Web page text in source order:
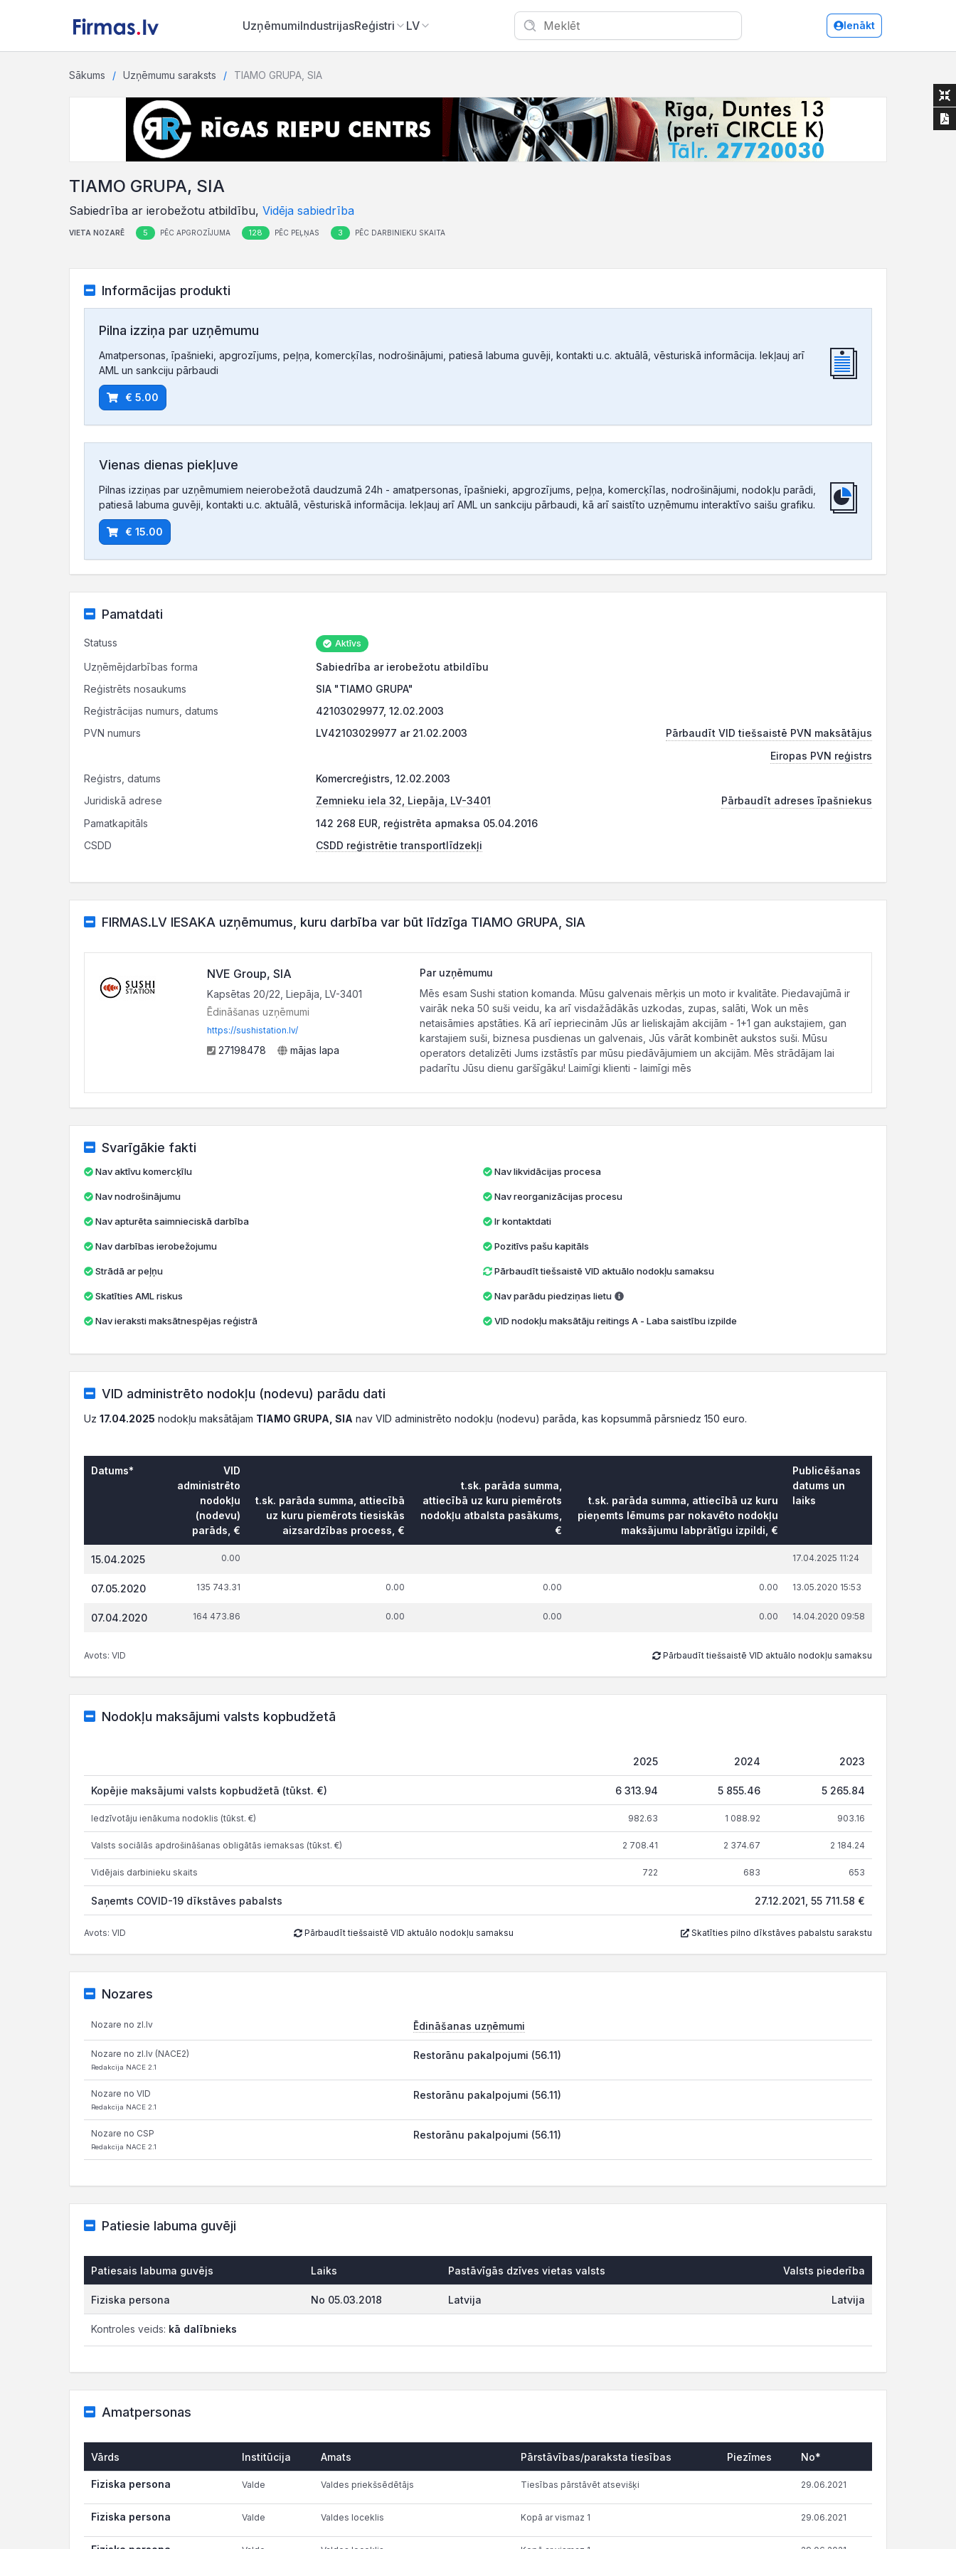
UzņēmumiIndustrijasReģistri LV Ienākt
Sākums Uzņēmumu saraksts TIAMO GRUPA, SIA
TIAMO GRUPA, SIA
Sabiedrība ar ierobežotu atbildību, Vidēja sabiedrība
VIETA NOZARĒ 5 PĒC APGROZĪJUMA 128 PĒC PEĻŅAS 3 PĒC DARBINIEKU SKAITA
Informācijas produkti
Pilna izziņa par uzņēmumu
Amatpersonas, īpašnieki, apgrozījums, peļņa, komercķīlas, nodrošinājumi, patiesā labuma guvēji, kontakti u.c. aktuālā, vēsturiskā informācija. Iekļauj arī
AML un sankciju pārbaudi
€ 5.00
Vienas dienas piekļuve
Pilnas izziņas par uzņēmumiem neierobežotā daudzumā 24h - amatpersonas, īpašnieki, apgrozījums, peļņa, komercķīlas, nodrošinājumi, nodokļu parādi,
patiesā labuma guvēji, kontakti u.c. aktuālā, vēsturiskā informācija. Iekļauj arī AML un sankciju pārbaudi, kā arī saistīto uzņēmumu interaktīvo saišu grafiku.
€ 15.00
Pamatdati
Statuss Aktīvs
Uzņēmējdarbības forma
Sabiedrība ar ierobežotu atbildību
Reģistrēts nosaukums
SIA "TIAMO GRUPA"
Reģistrācijas numurs, datums
42103029977, 12.02.2003
PVN numurs
LV42103029977 ar 21.02.2003
Pārbaudīt VID tiešsaistē PVN maksātājus
Eiropas PVN reģistrs
Reģistrs, datums
Komercreģistrs, 12.02.2003
Juridiskā adrese
Zemnieku iela 32, Liepāja, LV-3401
Pārbaudīt adreses īpašniekus
Pamatkapitāls
142 268 EUR, reģistrēta apmaksa 05.04.2016
CSDD
CSDD reģistrētie transportlīdzekļi
FIRMAS.LV IESAKA uzņēmumus, kuru darbība var būt līdzīga TIAMO GRUPA, SIA
NVE Group, SIA
Kapsētas 20/22, Liepāja, LV-3401
Ēdināšanas uzņēmumi
https://sushistation.lv/
27198478 mājas lapa
Par uzņēmumu
Mēs esam Sushi station komanda. Mūsu galvenais mērķis un moto ir kvalitāte. Piedavajūmā ir
vairāk neka 50 suši veidu, ka arī visdažādākās uzkodas, zupas, salāti, Wok un mēs
netaisāmies apstāties. Kā arī iepriecinām Jūs ar lieliskajām akcijām - 1+1 gan aukstajiem, gan
karstajiem suši, biznesa pusdienas un galvenais, Jūs vārāt kombinēt aukstos suši. Mūsu
operators detalizēti Jums izstāstīs par mūsu piedāvājumiem un akcijām. Mēs strādājam lai
padarītu Jūsu dienu garšīgāku! Laimīgi klienti - laimīgi mēs
Svarīgākie fakti
Nav aktīvu komercķīlu
Nav nodrošinājumu
Nav apturēta saimnieciskā darbība
Nav darbības ierobežojumu
Strādā ar peļņu
Skatīties AML riskus
Nav ieraksti maksātnespējas reģistrā
Nav likvidācijas procesa
Nav reorganizācijas procesu
Ir kontaktdati
Pozitīvs pašu kapitāls
Pārbaudīt tiešsaistē VID aktuālo nodokļu samaksu
Nav parādu piedziņas lietu
VID nodokļu maksātāju reitings A - Laba saistību izpilde
VID administrēto nodokļu (nodevu) parādu dati
Uz 17.04.2025 nodokļu maksātājam TIAMO GRUPA, SIA nav VID administrēto nodokļu (nodevu) parāda, kas kopsummā pārsniedz 150 euro.
Datums*
VID
administrēto
nodokļu
(nodevu)
parāds, €
t.sk. parāda summa, attiecībā
uz kuru piemērots tiesiskās
aizsardzības process, €
t.sk. parāda summa,
attiecībā uz kuru piemērots
nodokļu atbalsta pasākums,
€
t.sk. parāda summa, attiecībā uz kuru
pieņemts lēmums par nokavēto nodokļu
maksājumu labprātīgu izpildi, €
Publicēšanas
datums un
laiks
15.04.2025 0.00 17.04.2025 11:24
07.05.2020 135 743.31 0.00 0.00 0.00 13.05.2020 15:53
07.04.2020 164 473.86 0.00 0.00 0.00 14.04.2020 09:58
Avots: VID Pārbaudīt tiešsaistē VID aktuālo nodokļu samaksu
Nodokļu maksājumi valsts kopbudžetā
2025 2024 2023
Kopējie maksājumi valsts kopbudžetā (tūkst. €) 6 313.94 5 855.46 5 265.84
Iedzīvotāju ienākuma nodoklis (tūkst. €) 982.63 1 088.92 903.16
Valsts sociālās apdrošināšanas obligātās iemaksas (tūkst. €) 2 708.41 2 374.67 2 184.24
Vidējais darbinieku skaits 722 683 653
Saņemts COVID-19 dīkstāves pabalsts 27.12.2021, 55 711.58 €
Avots: VID Pārbaudīt tiešsaistē VID aktuālo nodokļu samaksu Skatīties pilno dīkstāves pabalstu sarakstu
Nozares
Nozare no zl.lv Ēdināšanas uzņēmumi
Nozare no zl.lv (NACE2)
Redakcija NACE 2.1
Restorānu pakalpojumi (56.11)
Nozare no VID
Redakcija NACE 2.1
Restorānu pakalpojumi (56.11)
Nozare no CSP
Redakcija NACE 2.1
Restorānu pakalpojumi (56.11)
Patiesie labuma guvēji
Patiesais labuma guvējs Laiks Pastāvīgās dzīves vietas valsts Valsts piederība
Fiziska persona No 05.03.2018 Latvija Latvija
Kontroles veids: kā dalībnieks
Amatpersonas
Vārds Institūcija Amats Pārstāvības/paraksta tiesības Piezīmes No*
Fiziska persona Valde Valdes priekšsēdētājs Tiesības pārstāvēt atsevišķi 29.06.2021
Fiziska persona Valde Valdes loceklis Kopā ar vismaz 1 29.06.2021